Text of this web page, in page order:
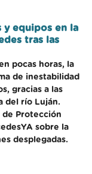
y equipos en la
tras las
pocas horas, la
de inestabilidad
gracias a las
del río Luján.
de Protección
sobre la
desplegadas.